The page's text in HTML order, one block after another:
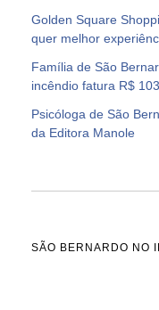
Golden Square
quer melhor
Família de São
incêndio fatura R$
Psicóloga de São
da Editora Manole
SÃO BERNARDO NO